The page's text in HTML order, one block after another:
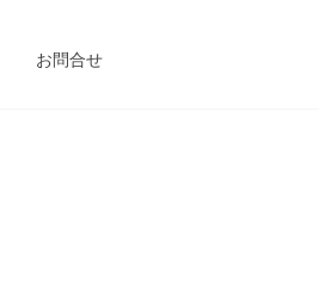
お問合せ